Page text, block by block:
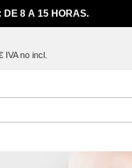
DE 8 A 15 HORAS.
IVA no incl.